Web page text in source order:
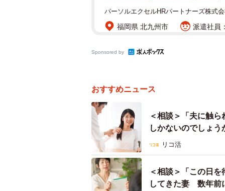
パーソルエクセルHRパートナーズ株式
福岡県 北九州市 派遣社員
Sponsored by
おすすめニュース
＜相談＞「夫に触
しかないのでしょう
リコ活
＜相談＞「この日
してきた妻 数年前